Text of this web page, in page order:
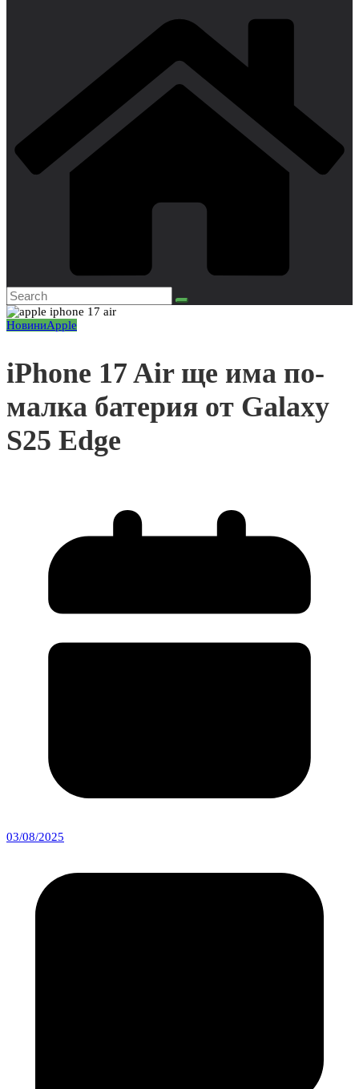
НовиниApple
iPhone 17 Air ще има по-
малка батерия от Galaxy
S25 Edge
03/08/2025